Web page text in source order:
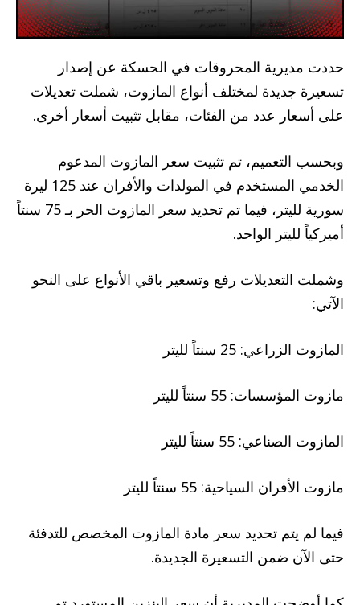
حددت مديرية المحروقات في الحسكة عن إصدار
تسعيرة جديدة لمختلف أنواع المازوت، شملت تعديلات
على أسعار عدد من الفئات، مقابل تثبيت أسعار أخرى.
وبحسب التعميم، تم تثبيت سعر المازوت المدعوم
الخدمي المستخدم في المولدات والأفران عند 125 ليرة
سورية لليتر، فيما تم تحديد سعر المازوت الحر بـ 75 سنتاً
أميركياً لليتر الواحد.
وشملت التعديلات رفع وتسعير باقي الأنواع على النحو
الآتي:
المازوت الزراعي: 25 سنتاً لليتر
مازوت المؤسسات: 55 سنتاً لليتر
المازوت الصناعي: 55 سنتاً لليتر
مازوت الأفران السياحية: 55 سنتاً لليتر
فيما لم يتم تحديد سعر مادة المازوت المخصص للتدفئة
حتى الآن ضمن التسعيرة الجديدة.